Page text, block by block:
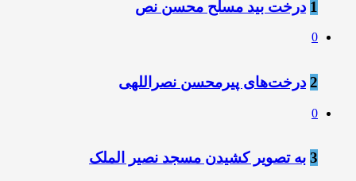
1 درخت بید مسلح محسن نص
0
2 درخت‌های پیرمحسن نصراللهی
0
3 به تصوير كشيدن مسجد نصير الملک